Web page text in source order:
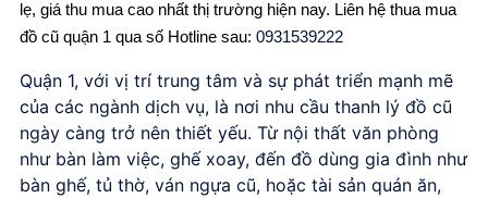
lẹ, giá thu mua cao nhất thị trường hiện nay. Liên hệ thua mua
đồ cũ quận 1 qua số Hotline sau: 0931539222
Quận 1, với vị trí trung tâm và sự phát triển mạnh mẽ
của các ngành dịch vụ, là nơi nhu cầu thanh lý đồ cũ
ngày càng trở nên thiết yếu. Từ nội thất văn phòng
như bàn làm việc, ghế xoay, đến đồ dùng gia đình như
bàn ghế, tủ thờ, ván ngựa cũ, hoặc tài sản quán ăn,